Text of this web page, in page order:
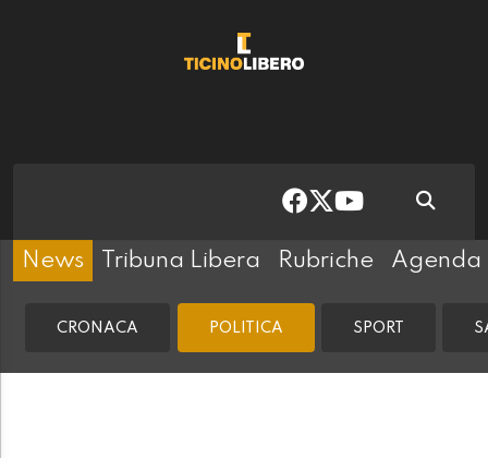
News Tribuna Libera Rubriche Agenda
CRONACA POLITICA SPORT